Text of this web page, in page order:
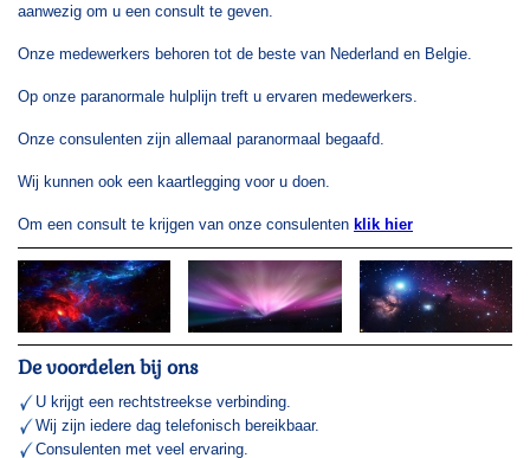
aanwezig om u een consult te geven.
Onze medewerkers behoren tot de beste van Nederland en Belgie.
Op onze paranormale hulplijn treft u ervaren medewerkers.
Onze consulenten zijn allemaal paranormaal begaafd.
Wij kunnen ook een kaartlegging voor u doen.
Om een consult te krijgen van onze consulenten klik hier
De voordelen bij ons
U krijgt een rechtstreekse verbinding.
Wij zijn iedere dag telefonisch bereikbaar.
Consulenten met veel ervaring.